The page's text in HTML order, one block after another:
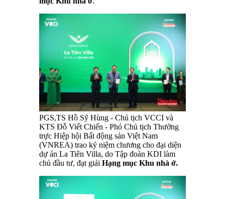
PGS,TS Hồ Sỹ Hùng - Chủ tịch VCCI và
KTS Đỗ Viết Chiến - Phó Chủ tịch Thường
trực Hiệp hội Bất động sản Việt Nam
(VNREA) trao kỷ niệm chương cho đại diện
dự án La Tiên Villa, do Tập đoàn KDI làm
chủ đầu tư, đạt giải Hạng mục Khu nhà ở.